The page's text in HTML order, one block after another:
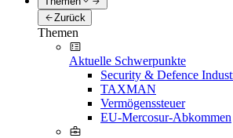
Zurück
Themen
Aktuelle Schwerpunkte
Security & Defence
TAXMAN
Vermögenssteuer
EU-Mercosur-Abkommen